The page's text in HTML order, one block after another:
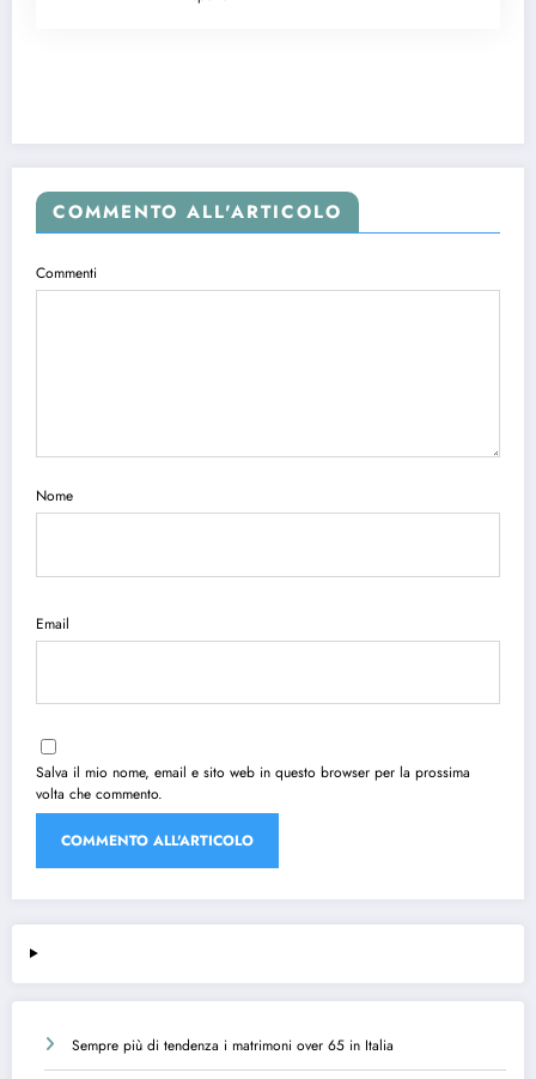
COMMENTO ALL'ARTICOLO
Commenti
Nome
Email
Salva il mio nome, email e sito web in questo browser per la prossima
volta che commento.
Sempre più di tendenza i matrimoni over 65 in Italia